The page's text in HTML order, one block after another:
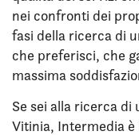
nei confronti dei
fasi della ricerca di
che preferisci, che
massima
Se sei alla ricerca
Vitinia, Intermedia è